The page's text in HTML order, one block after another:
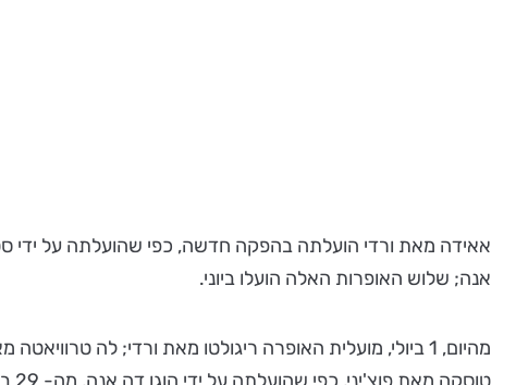
אאידה מאת ורדי הועלתה בהפקה חדשה, כפי שהועלתה על ידי
אנה; שלוש האופרות האלה הועלו ביוני.